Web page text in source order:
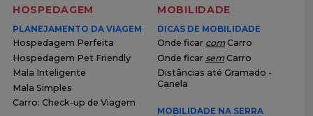
HOSPEDAGEM
PLANEJAMENTO DA VIAGEM
Hospedagem Perfeita
Hospedagem Pet Friendly
Mala Inteligente
Mala Simples
Carro: Check-up de Viagem
MOBILIDADE
DICAS DE MOBILIDADE
Onde ficar comCarro
Onde ficar semCarro
Distâncias até Gramado -
Canela
MOBILIDADE NA SERRA